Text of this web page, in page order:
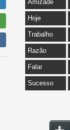
Amizade
Hoje
Trabalho
Razão
Falar
Sucesso